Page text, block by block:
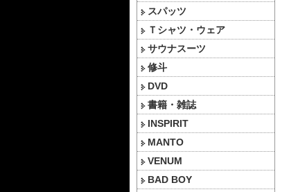
スパッツ
Ｔシャツ・ウェア
サウナスーツ
修斗
DVD
書籍・雑誌
INSPIRIT
MANTO
VENUM
BAD BOY